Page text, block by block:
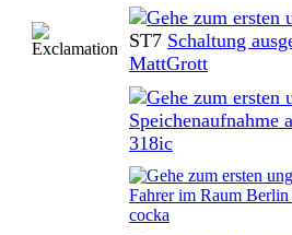
ST7 Schaltung
MattGrott
0 Bewertung(en) - 0 von 5
Speichenaufnahme
318ic
0 Bewertung(en) - 0 von 5
Fahrer im Raum
cocka
0 Bewertung(en) - 0 von 5